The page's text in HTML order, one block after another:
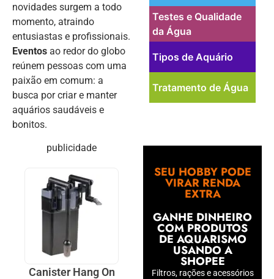
novidades surgem a todo
momento, atraindo
entusiastas e profissionais.
Eventos ao redor do globo
reúnem pessoas com uma
paixão em comum: a
busca por criar e manter
aquários saudáveis e
bonitos.
publicidade
Canister Hang On
Testes e Qualidade
da Água
Tipos de Aquário
Tratamento de Água
PUBLICIDADE
SEU HOBBY PODE
VIRAR RENDA
EXTRA
GANHE DINHEIRO
COM PRODUTOS
DE AQUARISMO
USANDO A
SHOPEE
Filtros, rações e acessórios